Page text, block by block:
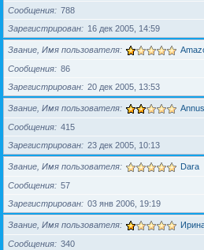
Сообщения
788
Зарегистрирован
16 дек 2005, 14:59
Звание, Имя пользователя
Сообщения
86
Зарегистрирован
20 дек 2005, 13:53
Звание, Имя пользователя
Сообщения
415
Зарегистрирован
23 дек 2005, 10:13
Звание, Имя пользователя Dara
Сообщения
57
Зарегистрирован
03 янв 2006, 19:19
Звание, Имя пользователя
Сообщения
340